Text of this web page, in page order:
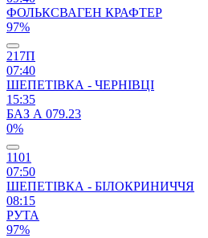
ФОЛЬКСВАГЕН КРАФТЕР
97%
217П
07:40
ШЕПЕТІВКА - ЧЕРНІВЦІ
15:35
БАЗ А 079.23
0%
1101
07:50
ШЕПЕТІВКА - БІЛОКРИНИЧЧЯ
08:15
РУТА
97%